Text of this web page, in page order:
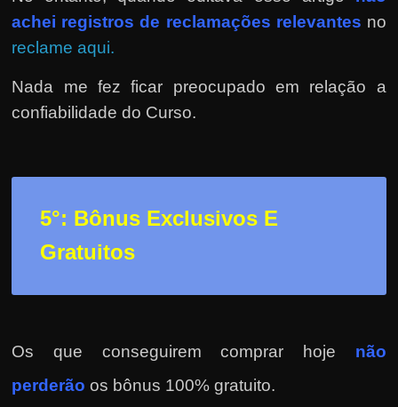
achei registros de reclamações relevantes no
reclame aqui.
Nada me fez ficar preocupado em relação a
confiabilidade do Curso.
5°: Bônus Exclusivos E
Gratuitos
Os que conseguirem comprar hoje não
perderão os bônus 100% gratuito.